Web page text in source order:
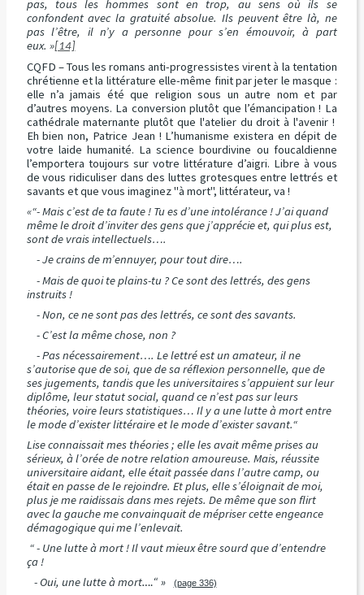
pas, tous les hommes sont en trop, au sens où ils se
confondent avec la gratuité absolue. Ils peuvent être là, ne
pas l’être, il n’y a personne pour s’en émouvoir, à part
eux. »[14]
CQFD – Tous les romans anti-progressistes virent à la tentation
chrétienne et la littérature elle-même finit par jeter le masque :
elle n’a jamais été que religion sous un autre nom et par
d’autres moyens. La conversion plutôt que l’émancipation ! La
cathédrale maternante plutôt que l'atelier du droit à l'avenir !
Eh bien non, Patrice Jean ! L’humanisme existera en dépit de
votre laide humanité. La science bourdivine ou foucaldienne
l’emportera toujours sur votre littérature d’aigri. Libre à vous
de vous ridiculiser dans des luttes grotesques entre lettrés et
savants et que vous imaginez "à mort", littérateur, va !
«“- Mais c’est de ta faute ! Tu es d’une intolérance ! J’ai quand
même le droit d’inviter des gens que j’apprécie et, qui plus est,
sont de vrais intellectuels….
- Je crains de m’ennuyer, pour tout dire….
- Mais de quoi te plains-tu ? Ce sont des lettrés, des gens
instruits !
- Non, ce ne sont pas des lettrés, ce sont des savants.
- C’est la même chose, non ?
- Pas nécessairement…. Le lettré est un amateur, il ne
s’autorise que de soi, que de sa réflexion personnelle, que de
ses jugements, tandis que les universitaires s’appuient sur leur
diplôme, leur statut social, quand ce n’est pas sur leurs
théories, voire leurs statistiques… Il y a une lutte à mort entre
le mode d’exister littéraire et le mode d’exister savant.“
Lise connaissait mes théories ; elle les avait même prises au
sérieux, à l’orée de notre relation amoureuse. Mais, réussite
universitaire aidant, elle était passée dans l’autre camp, ou
était en passe de le rejoindre. Et plus, elle s’éloignait de moi,
plus je me raidissais dans mes rejets. De même que son flirt
avec la gauche me convainquait de mépriser cette engeance
démagogique qui me l’enlevait.
“ - Une lutte à mort ! Il vaut mieux être sourd que d’entendre
ça !
- Oui, une lutte à mort….“ » (page 336)